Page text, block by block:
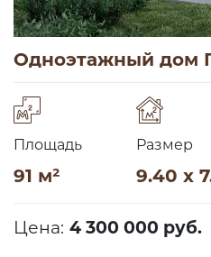
Одноэтажный дом
Площадь
91 м²
Размер
9.40 x
Цена: 4 300 000 руб.